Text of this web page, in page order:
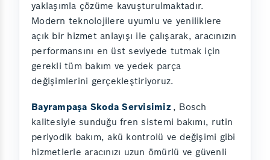
yaklaşımla çözüme kavuşturulmaktadır.
Modern teknolojilere uyumlu ve yeniliklere
açık bir hizmet anlayışı ile çalışarak, aracınızın
performansını en üst seviyede tutmak için
gerekli tüm bakım ve yedek parça
değişimlerini gerçekleştiriyoruz.
Bayrampaşa Skoda Servisimiz , Bosch
kalitesiyle sunduğu fren sistemi bakımı, rutin
periyodik bakım, akü kontrolü ve değişimi gibi
hizmetlerle aracınızı uzun ömürlü ve güvenli